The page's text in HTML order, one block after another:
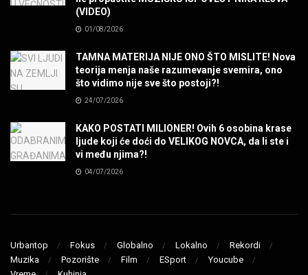
SENIDAHHH!
MUZIKA
Miss You! Charlie Watts
MUZIKA
MUZIKA
MAD MAD DRUMMER!
MUZIKA
(VIDEO)
01/08/2026
TAMNA MATERIJA NIJE ONO ŠTO MISLITE! Nova
teorija menja naše razumevanje svemira, ono
što vidimo nije sve što postoji?!
24/07/2026
KAKO POSTATI MILIONER! Ovih 6 osobina krase
ljude koji će doći do VELIKOG NOVCA, da li ste i
vi među njima?!
04/07/2026
Urbantop Fokus Globalno Lokalno
Rekordi
Muzika
Pozorište Film ESport
Youcube